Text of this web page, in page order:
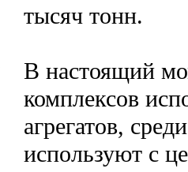
тысяч тонн.
В настоящий
комплексов
агрегатов,
используют с